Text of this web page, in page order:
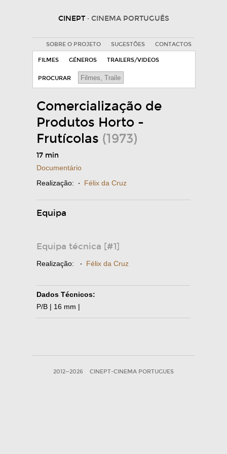
CINEPT · CINEMA PORTUGUÊS
SOBRE O PROJETO SUGESTÕES CONTACTOS
FILMES GÉNEROS TRAILERS/VIDEOS
PROCURAR
Comercialização de
Produtos Horto -
Frutícolas (1973)
17 min
Documentário
Realização: · Félix da Cruz
Equipa
Equipa técnica [#1]
Realização: · Félix da Cruz
Dados Técnicos:
P/B | 16 mm |
2012—2026 CINEPT-CINEMA PORTUGUES